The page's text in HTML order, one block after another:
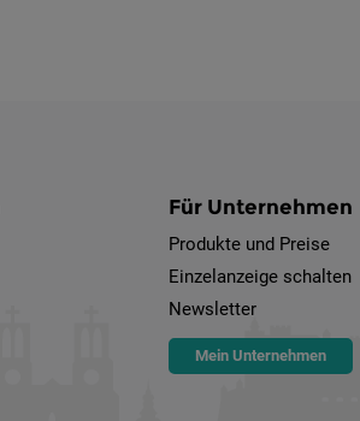
Für Unternehmen
Produkte und Preise
Einzelanzeige schalten
Newsletter
Mein Unternehmen